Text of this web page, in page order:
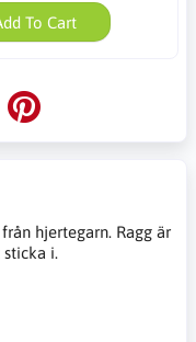
To Cart
hjertegarn. Ragg är
i.